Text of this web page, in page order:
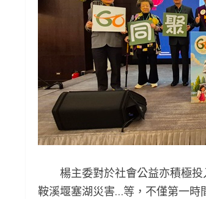
楊主委對於社會公益亦積極投
鞍溪堰塞湖災害…等，不僅第一時